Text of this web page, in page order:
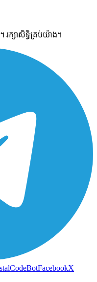
រក្សាសិទ្ធិគ្រប់យ៉ាង។
FacebookX